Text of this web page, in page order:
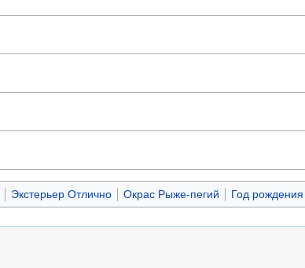
Экстерьер Отлично Окрас Рыже-пегий Год